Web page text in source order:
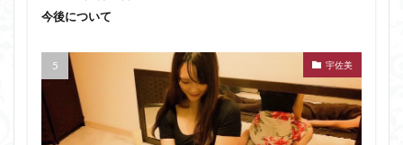
今後について
宇佐美